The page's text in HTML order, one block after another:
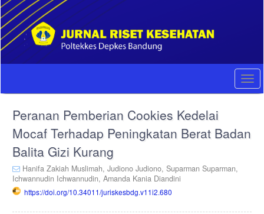
Quick
jump
to
page
content
Main
Sidebar
Peranan Pemberian Cookies Kedelai
Mocaf Terhadap Peningkatan Berat Badan
Balita Gizi Kurang
Hanifa Zakiah Muslimah, Judiono Judiono, Suparman Suparman,
Ichwannudin Ichwannudin, Amanda Kania Diandini
https://doi.org/10.34011/juriskesbdg.v11i2.680